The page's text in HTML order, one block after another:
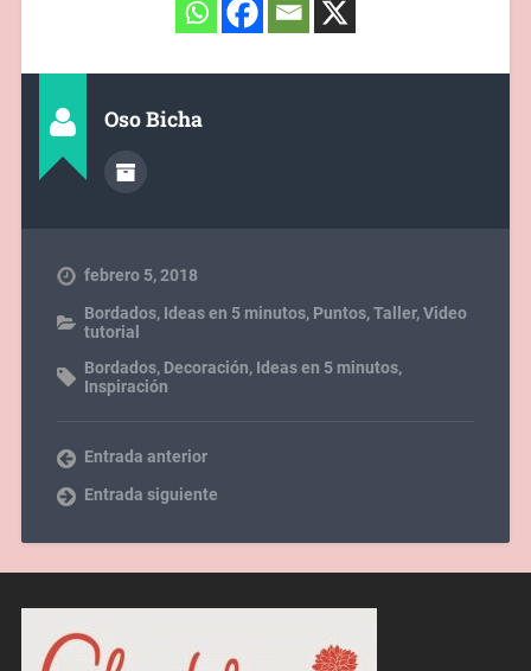
Oso Bicha
febrero 5, 2018
Bordados, Ideas en 5 minutos, Puntos,Taller,Video
tutorial
Bordados, Decoración, Ideas en 5 minutos,
Inspiración
Entrada anterior
Entrada siguiente